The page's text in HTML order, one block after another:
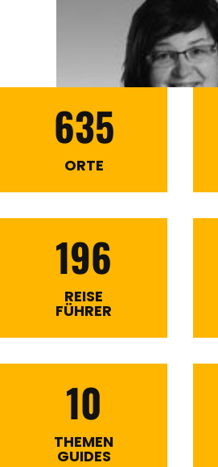
635
ORTE
196
REISE
FÜHRER
10
THEMEN
GUIDES